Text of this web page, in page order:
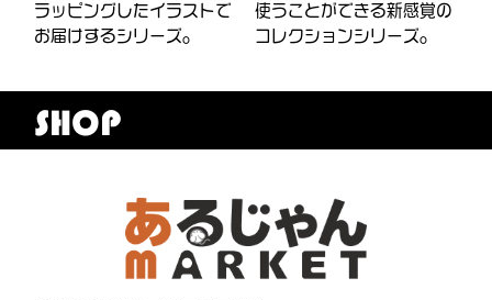
ラッピングしたイラストで
お届けするシリーズ。
使うことができる新感覚の
コレクションシリーズ。
SHOP